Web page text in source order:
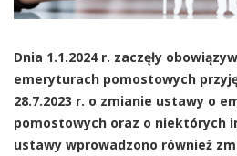
Dnia 1.1.2024 r. zaczęły
emeryturach pomostowych
28.7.2023 r. o zmianie ustawy o
pomostowych oraz o niektórych
ustawy wprowadzono również